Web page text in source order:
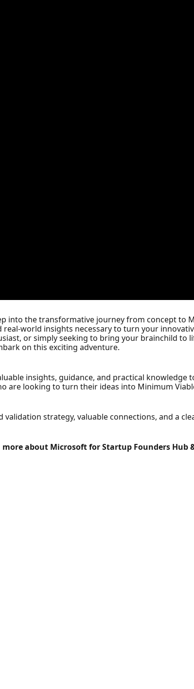
into the transformative journey from concept to
real-world insights necessary to turn your
or simply seeking to bring your brainchild to
on this exciting adventure.
insights, guidance, and practical knowledge
looking to turn their ideas into Minimum
validation strategy, valuable connections, and a
about Microsoft for Startup Founders Hub